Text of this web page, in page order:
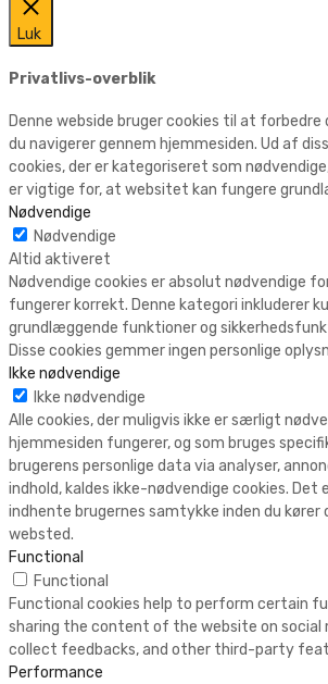
Luk
Privatlivs-overblik
Denne webside bruger cookies til at forbedre
du navigerer gennem hjemmesiden. Ud af
cookies, der er kategoriseret som
er vigtige for, at websitet kan fungere
Nødvendige
Nødvendige
Altid aktiveret
Nødvendige cookies er absolut nødvendige
fungerer korrekt. Denne kategori inkluderer
grundlæggende funktioner og
Disse cookies gemmer ingen personlige
Ikke nødvendige
Ikke nødvendige
Alle cookies, der muligvis ikke er særligt
hjemmesiden fungerer, og som bruges
brugerens personlige data via analyser,
indhold, kaldes ikke-nødvendige cookies. Det
indhente brugernes samtykke inden du kører
websted.
Functional
Functional
Functional cookies help to perform certain
sharing the content of the website on social
collect feedbacks, and other third-party
Performance